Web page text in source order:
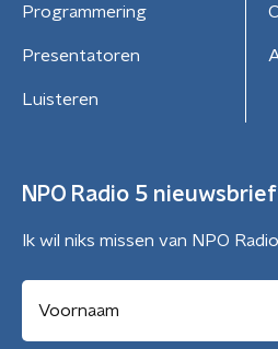
Programmering
Presentatoren
Luisteren
NPO Radio 5 nieuwsbrief
Ik wil niks missen van NPO